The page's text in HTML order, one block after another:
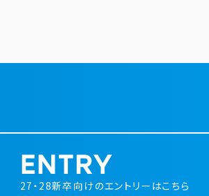
ENTRY
27・28新卒向けのエントリーはこちら